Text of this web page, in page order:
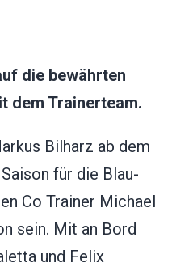
die bewährten
dem Trainerteam.
Bilharz ab dem
für die Blau-
Co Trainer Michael
sein. Mit an Bord
und Felix